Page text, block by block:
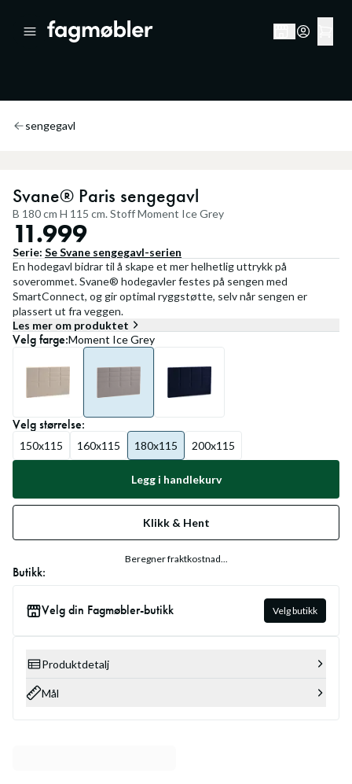
sengegavl
Svane® Paris sengegavl
B 180 cm H 115 cm. Stoff Moment Ice Grey
11.999
Serie: SeSvane sengegavl-serien
En hodegavl bidrar til å skape et mer helhetlig uttrykk på
soverommet. Svane® hodegavler festes på sengen med
SmartConnect, og gir optimal ryggstøtte, selv når sengen er
plassert ut fra veggen.
Les mer om produktet
Velgfarge:Moment Ice Grey
Velgstørrelse:
150x115 160x115 180x115 200x115
Legg i handlekurv
Klikk & Hent
Beregner fraktkostnad...
Butikk:
Velg din Fagmøbler-butikk Velg butikk
Produktdetalj
Mål